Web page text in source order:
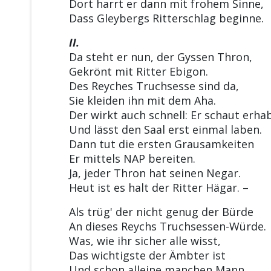
Dort harrt er dann mit frohem Sinne,
Dass Gleybergs Ritterschlag beginne.
II.
Da steht er nun, der Gyssen Thron,
Gekrönt mit Ritter Ebigon.
Des Reyches Truchsesse sind da,
Sie kleiden ihn mit dem Aha.
Der wirkt auch schnell: Er schaut
Und lässt den Saal erst einmal laben.
Dann tut die ersten Grausamkeiten
Er mittels NAP bereiten.
Ja, jeder Thron hat seinen Negar.
Heut ist es halt der Ritter Hägar. –
Als trüg' der nicht genug der Bürde
An dieses Reychs Truchsessen-Würde.
Was, wie ihr sicher alle wisst,
Das wichtigste der Ämbter ist